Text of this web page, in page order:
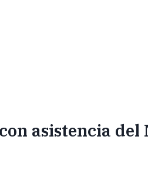
asistencia del